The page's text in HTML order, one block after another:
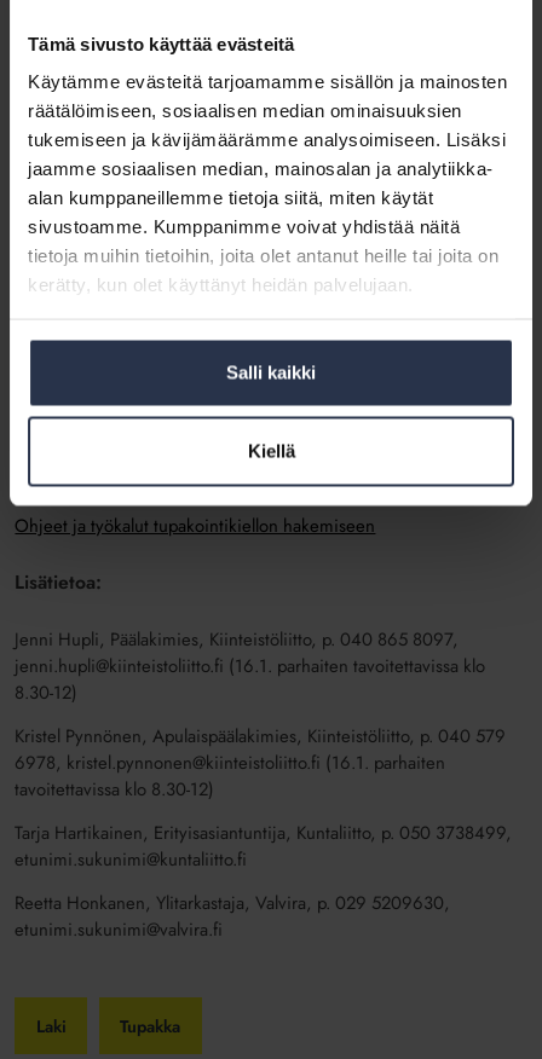
Tämä sivusto käyttää evästeitä
Käytämme evästeitä tarjoamamme sisällön ja mainosten
räätälöimiseen, sosiaalisen median ominaisuuksien
tukemiseen ja kävijämäärämme analysoimiseen. Lisäksi
jaamme sosiaalisen median, mainosalan ja analytiikka-
alan kumppaneillemme tietoja siitä, miten käytät
sivustoamme. Kumppanimme voivat yhdistää näitä
tietoja muihin tietoihin, joita olet antanut heille tai joita on
kerätty, kun olet käyttänyt heidän palvelujaan.
Salli kaikki
Kiellä
Tupakointikiellon määrääminen asuinhuoneiston sisätilaan on
poikkeuksellista, ja se edellyttää lisätoimia niin taloyhtiöltä kuin
kiellon määräävältä viranomaiseltakin. Nyt julkaistavissa ohjeissa ei
käsitellä tupakointikiellon hakemista yksittäisen asuinhuoneiston
sisätilaan, vaan ohjeita laajennetaan tältä osin kevään 2017 aikana.
Viranomaisen määräämä tupakointikielto
viimeinen keino
Isännöintiliitto, Kiinteistöliitto, Kuntaliitto, Helsingin kaupunki ja
tupakointikieltoon kannattaa turvautua vasta silloin, jos tupakoinnin
aiheuttamaa haittaa ei taloyhtiössä muutoin saada ratkaistua.
Taloyhtiöissä kannattaakin keskustella myös muista keinoista
tupakoinnista aiheutuvien haittojen poistamiseksi. Esimerkiksi
tupakointipaikan osoittaminen taloyhtiön ulkoalueelta voi auttaa
monessa tilanteessa.
Ohjeet ja työkalut tupakointikiellon hakemiseen
Lisätietoa:
Jenni Hupli, Päälakimies, Kiinteistöliitto, p. 040 865 8097,
jenni.hupli@kiinteistoliitto.fi (16.1. parhaiten tavoitettavissa klo
8.30-12)
Kristel Pynnönen, Apulaispäälakimies, Kiinteistöliitto, p. 040 579
6978, kristel.pynnonen@kiinteistoliitto.fi (16.1. parhaiten
tavoitettavissa klo 8.30-12)
Tarja Hartikainen, Erityisasiantuntija, Kuntaliitto, p. 050 3738499,
etunimi.sukunimi@kuntaliitto.fi
Reetta Honkanen, Ylitarkastaja, Valvira, p. 029 5209630,
etunimi.sukunimi@valvira.fi
Laki Tupakka